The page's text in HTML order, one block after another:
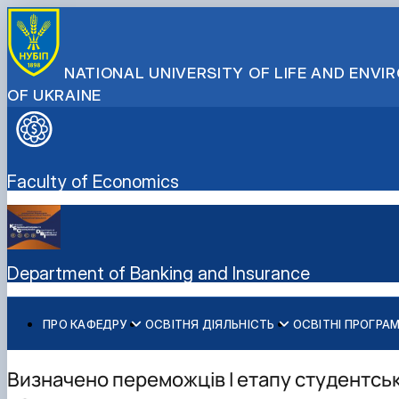
NATIONAL UNIVERSITY OF LIFE AND
OF UKRAINE
Faculty of Economics
Department of Banking and Insurance
ПРО КАФЕДРУ
Історія кафедри
Навчально-наукова лабораторія «Музей грошей,
ОСВІТНЯ ДІЯЛЬНІСТЬ
Робочі програми
Тематика магістреських робіт
Вимоги до оформлення магістерських робіт
ОСВІТНІ
ОС "Магістр
Науковий гурток "Банки, фінансові ринки та
Визначено переможців І етапу